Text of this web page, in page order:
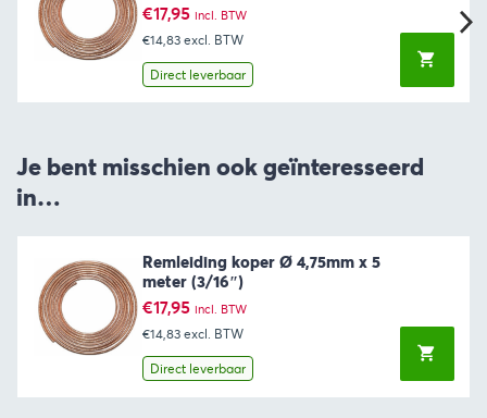
€17,95 incl. BTW
€14,83 excl. BTW
Direct leverbaar
Je bent misschien ook geïnteresseerd
in…
Remleiding koper Ø 4,75mm x 5
meter (3/16″)
€17,95 incl. BTW
€14,83 excl. BTW
Direct leverbaar